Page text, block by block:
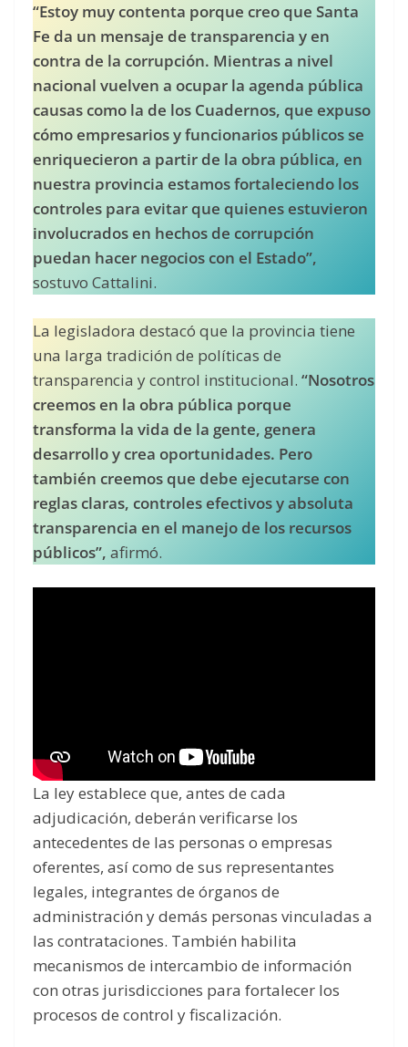
“Estoy muy contenta porque creo que Santa
Fe da un mensaje de transparencia y en
contra de la corrupción. Mientras a nivel
nacional vuelven a ocupar la agenda pública
causas como la de los Cuadernos, que expuso
cómo empresarios y funcionarios públicos se
enriquecieron a partir de la obra pública, en
nuestra provincia estamos fortaleciendo los
controles para evitar que quienes estuvieron
involucrados en hechos de corrupción
puedan hacer negocios con el Estado”,
sostuvo Cattalini.
La legisladora destacó que la provincia tiene
una larga tradición de políticas de
transparencia y control institucional. “Nosotros
creemos en la obra pública porque
transforma la vida de la gente, genera
desarrollo y crea oportunidades. Pero
también creemos que debe ejecutarse con
reglas claras, controles efectivos y absoluta
transparencia en el manejo de los recursos
públicos”, afirmó.
La ley establece que, antes de cada
adjudicación, deberán verificarse los
antecedentes de las personas o empresas
oferentes, así como de sus representantes
legales, integrantes de órganos de
administración y demás personas vinculadas a
las contrataciones. También habilita
mecanismos de intercambio de información
con otras jurisdicciones para fortalecer los
procesos de control y fiscalización.